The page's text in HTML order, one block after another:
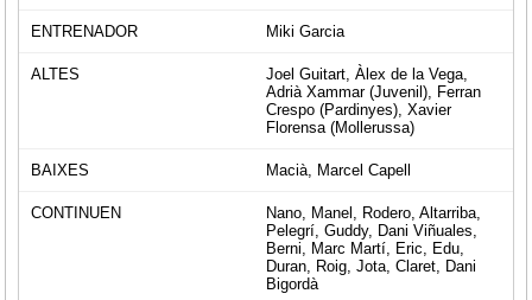
Miki Garcia
Joel Guitart, Àlex de la Vega,
Adrià Xammar (Juvenil), Ferran
Crespo (Pardinyes), Xavier
Florensa (Mollerussa)
Macià, Marcel Capell
Nano, Manel, Rodero, Altarriba,
Pelegrí, Guddy, Dani Viñuales,
Berni, Marc Martí, Eric, Edu,
Duran, Roig, Jota, Claret, Dani
Bigordà